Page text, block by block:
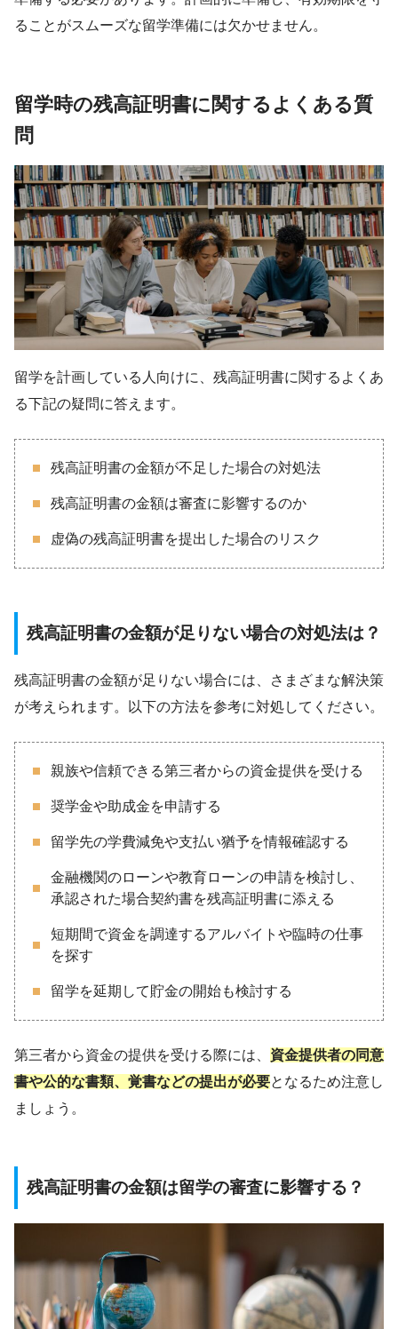
ることがスムーズな留学準備には欠かせません。
留学時の残高証明書に関するよくある質
問
留学を計画している人向けに、残高証明書に関するよくあ
る下記の疑問に答えます。
残高証明書の金額が不足した場合の対処法
残高証明書の金額は審査に影響するのか
虚偽の残高証明書を提出した場合のリスク
残高証明書の金額が足りない場合の対処法は？
残高証明書の金額が足りない場合には、さまざまな解決策
が考えられます。以下の方法を参考に対処してください。
親族や信頼できる第三者からの資金提供を受ける
奨学金や助成金を申請する
留学先の学費減免や支払い猶予を情報確認する
金融機関のローンや教育ローンの申請を検討し、
承認された場合契約書を残高証明書に添える
短期間で資金を調達するアルバイトや臨時の仕事
を探す
留学を延期して貯金の開始も検討する
第三者から資金の提供を受ける際には、 資金提供者の同意
書や公的な書類、覚書などの提出が必要となるため注意し
ましょう。
残高証明書の金額は留学の審査に影響する？